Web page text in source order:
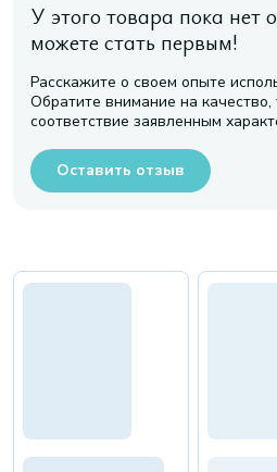
У этого товара пока нет
можете стать первым!
Расскажите о своем опыте
Обратите внимание на качество,
соответствие заявленным
Оставить отзыв